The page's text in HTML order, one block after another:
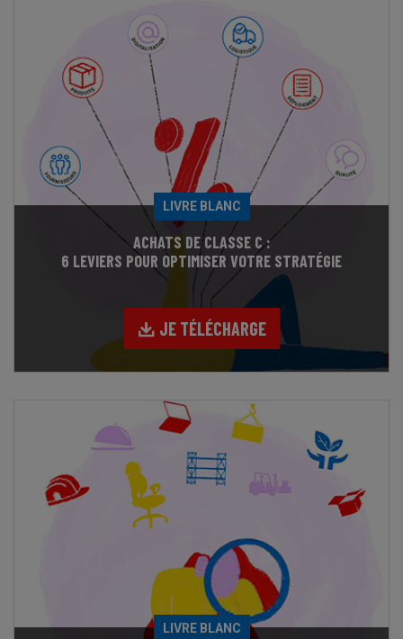
LIVRE BLANC
ACHATS DE CLASSE C :
6 LEVIERS POUR OPTIMISER VOTRE STRATÉGIE
JE TÉLÉCHARGE
LIVRE BLANC